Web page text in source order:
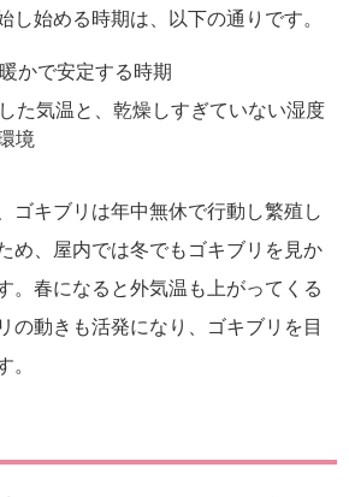
し始める時期は、以下の通りです。
かで安定する時期
た気温と、乾燥しすぎていない湿度
境
ゴキブリは年中無休で行動し繁殖し
め、屋内では冬でもゴキブリを見か
。春になると外気温も上がってくる
の動きも活発になり、ゴキブリを目
。